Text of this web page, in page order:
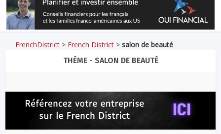
FrenchDistrict > French District >salon de beauté
THÈME - SALON DE BEAUTÉ